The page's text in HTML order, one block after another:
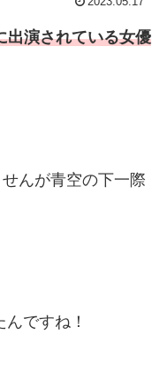
出演されている女優
んが青空の下一際
ですね！